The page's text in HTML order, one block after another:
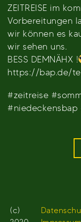
ZEITREISE im
Vorbereitungen
wir können es
wir sehen uns.
BESS DEMNÄHX !
https://bap.de/
#zeitreise
(c)